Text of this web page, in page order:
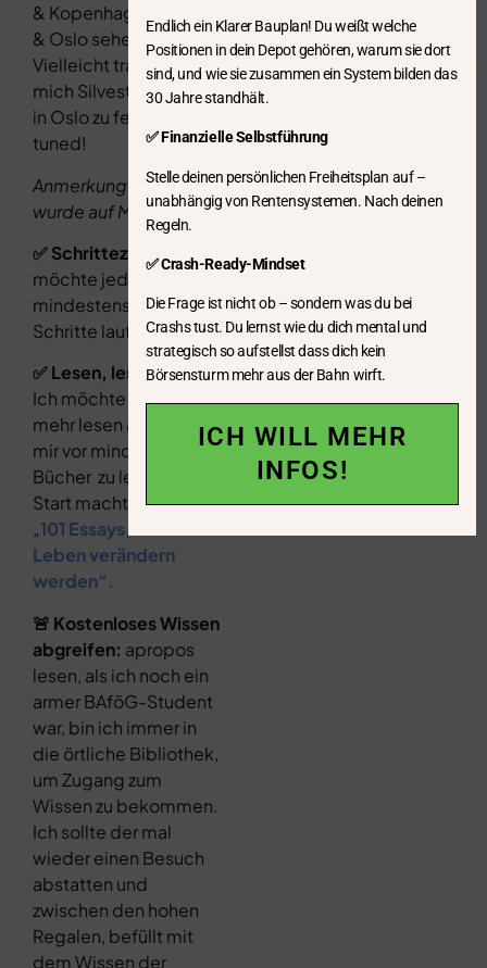
& Kopenhagen, Malmö
& Oslo sehen.
Vielleicht traue ich
mich Silvester alleine
in Oslo zu feiern? Stay
tuned!
Anmerkung: Die Reise
wurde auf März verlegt
✅ Schritteziel:Ich
möchte jeden Tag
mindestens 10.000
Schritte laufen
✅ Lesen, lesen, lesen:
Ich möchte wieder
mehr lesen & nehme
mir vor mindestens 5
Bücher zu lesen. Den
Start macht das Buch
„101 Essays, die dein
Leben verändern
werden“.
🚨 Kostenloses Wissen
abgreifen: apropos
lesen, als ich noch ein
armer BAföG-Student
war, bin ich immer in
die örtliche Bibliothek,
um Zugang zum
Wissen zu bekommen.
Ich sollte der mal
wieder einen Besuch
abstatten und
zwischen den hohen
Regalen, befüllt mit
dem Wissen der
Endlich ein Klarer Bauplan! Du weißt welche
Positionen in dein Depot gehören, warum sie dort
sind, und wie sie zusammen ein System bilden das
30 Jahre standhält.
✅ Finanzielle Selbstführung
Stelle deinen persönlichen Freiheitsplan auf –
unabhängig von Rentensystemen. Nach deinen
Regeln.
✅ Crash-Ready-Mindset
Die Frage ist nicht ob – sondern was du bei
Crashs tust. Du lernst wie du dich mental und
strategisch so aufstellst dass dich kein
Börsensturm mehr aus der Bahn wirft.
ICH WILL MEHR
INFOS!